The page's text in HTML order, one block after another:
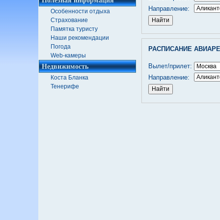
Особенности отдыха
Страхование
Памятка туристу
Наши рекомендации
Погода
Web-камеры
Недвижимость
Коста Бланка
Тенерифе
Направление:
РАСПИСАНИЕ
Вылет/прилет:
Направление: